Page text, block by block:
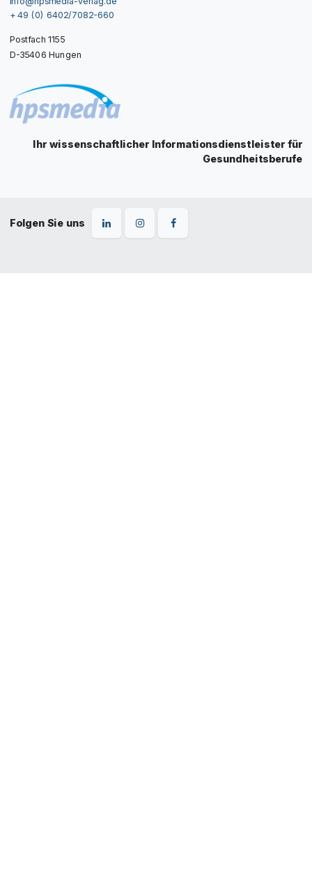
+ 49 (0) 6402/7082-660
Postfach 1155
D-35406 Hungen
Ihr wissenschaftlicher Informationsdienstleister für
Gesundheitsberufe
Folgen Sie uns